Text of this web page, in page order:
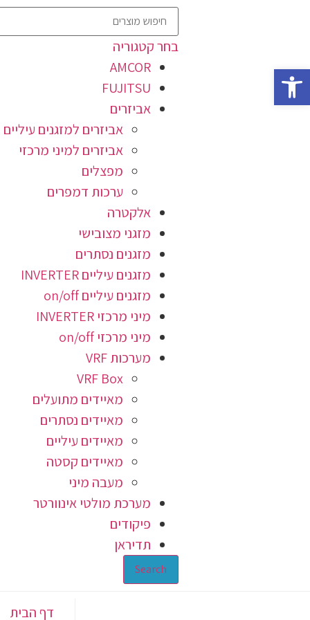
בחר קטגוריה
AMCOR
FUJITSU
אביזרים
אביזרים למזגנים עיליים
אביזרים למיני מרכזי
מפצלים
ערכות דמפרים
אלקטרה
מזגני מצובישי
מזגנים נסתרים
מזגנים עיליים INVERTER
מזגנים עיליים on/off
מיני מרכזי INVERTER
מיני מרכזי on/off
מערכות VRF
VRF Box
מאיידים מתועלים
מאיידים נסתרים
מאיידים עיליים
מאיידים קסטה
מעבה מיני
מערכת מולטי אינוורטר
פיקודים
תדיראן
Search
דף הבית
פתח סרגל נגישות